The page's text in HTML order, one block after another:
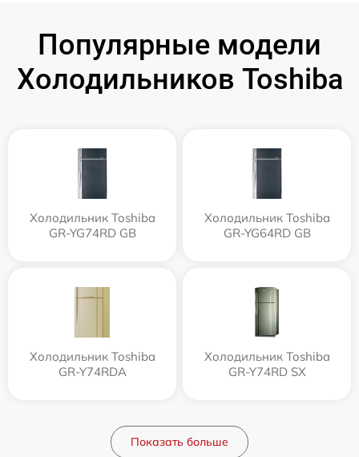
Популярные модели
Холодильников Toshiba
Холодильник Toshiba
GR-YG74RD GB
Холодильник Toshiba
GR-YG64RD GB
Холодильник Toshiba
GR-Y74RDA
Холодильник Toshiba
GR-Y74RD SX
Показать больше